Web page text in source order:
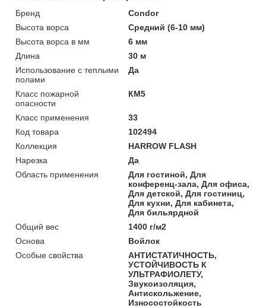
Бренд
Condor
Высота ворса
Средний (6-10 мм)
Высота ворса в мм
6 мм
Длина
30 м
Использование с теплыми
полами
Да
Класс пожарной
опасности
КМ5
Класс применения
33
Код товара
102494
Коллекция
HARROW FLASH
Нарезка
Да
Область применения
Для гостиной, Для
конференц-зала, Для офиса,
Для детской, Для гостиниц,
Для кухни, Для кабинета,
Для бильярдной
Общий вес
1400 г/м2
Основа
Войлок
Особые свойства
АНТИСТАТИЧНОСТЬ,
УСТОЙЧИВОСТЬ К
УЛЬТРАФИОЛЕТУ,
Звукоизоляция,
Антискольжение,
Износостойкость